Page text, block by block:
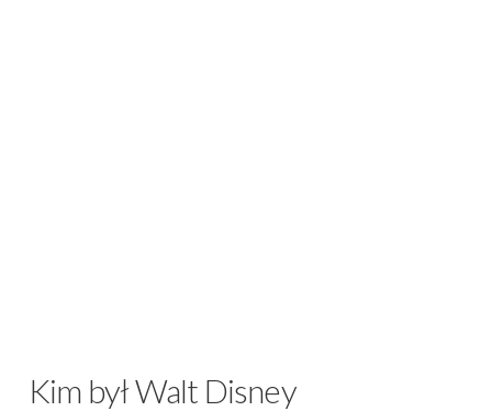
Kim był Walt Disney